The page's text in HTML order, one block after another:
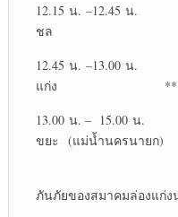
12.15 น. –12.45 น.
ชล
12.45 น. –13.00 น
แก่ง ****( เดินทา
13.00 น. – 15.00 น.
ขยะ (แม่น้ำนครนายก)
(ลำล่ะ 6
ภันภัยของสมาคมล่องแก่ง